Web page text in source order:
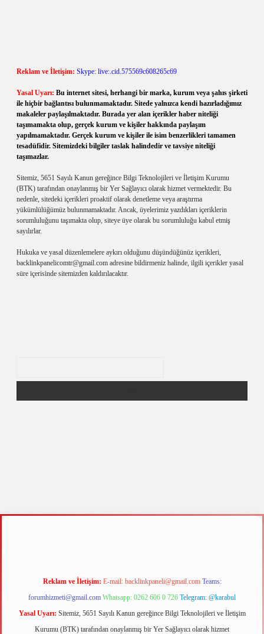
Reklam ve İletişim: Skype: live:.cid.575569c608265c69
Yasal Uyarı: Bu internet sitesi, herhangi bir marka, kurum veya şahıs şirketi
ile hiçbir bağlantısı bulunmamaktadır. Sitede yalnızca kendi hazırladığımız
makaleler paylaşılmaktadır. Burada yer alan içerikler haber niteliği
taşımamakta olup, gerçek kurum ve kişiler hakkında paylaşım
yapılmamaktadır. Gerçek kurum ve kişiler ile isim benzerlikleri tamamen
tesadüfidir. Sitemizdeki bilgiler taslak halindedir ve tavsiye niteliği
taşımazlar.
Sitemiz, 5651 Sayılı Kanun gereğince Bilgi Teknolojileri ve İletişim Kurumu
(BTK) tarafından onaylanmış bir Yer Sağlayıcı olarak hizmet vermektedir. Bu
nedenle, sitedeki içerikleri proaktif olarak denetleme veya araştırma
yükümlülüğümüz bulunmamaktadır. Ancak, üyelerimiz yazdıkları içeriklerin
sorumluluğunu taşımakta olup, siteye üye olarak bu sorumluluğu kabul etmiş
sayılırlar.
Hukuka ve yasal düzenlemelere aykırı olduğunu düşündüğünüz içerikleri,
backlinkpanelicomtr@gmail.com adresine bildirmeniz halinde, ilgili içerikler yasal
süre içerisinde sitemizden kaldırılacaktır.
m elexbet
Reklam ve İletişim: E-mail: backlinkpaneli@gmail.com Teams:
forumhizmeti@gmail.com Whatsapp: 0262 606 0 726 Telegram: @karabul
Yasal Uyarı: Sitemiz, 5651 Sayılı Kanun gereğince Bilgi Teknolojileri ve İletişim
Kurumu (BTK) tarafından onaylanmış bir Yer Sağlayıcı olarak hizmet